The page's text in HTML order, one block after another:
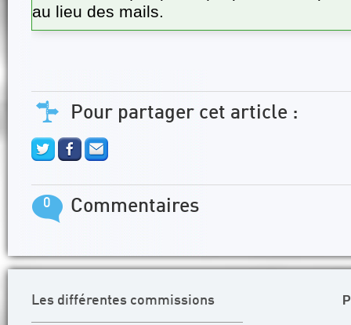
au lieu des mails.
Pour partager cet article :
0 Commentaires
Les différentes commissions